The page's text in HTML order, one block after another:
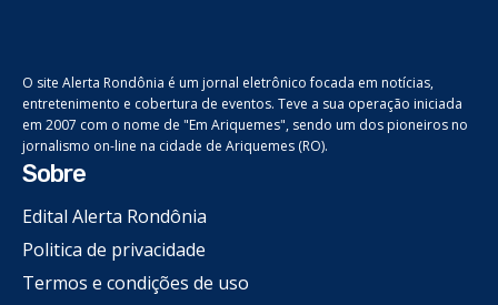
O site Alerta Rondônia é um jornal eletrônico focada em notícias,
entretenimento e cobertura de eventos. Teve a sua operação iniciada
em 2007 com o nome de "Em Ariquemes", sendo um dos pioneiros no
jornalismo on-line na cidade de Ariquemes (RO).
Sobre
Edital Alerta Rondônia
Politica de privacidade
Termos e condições de uso